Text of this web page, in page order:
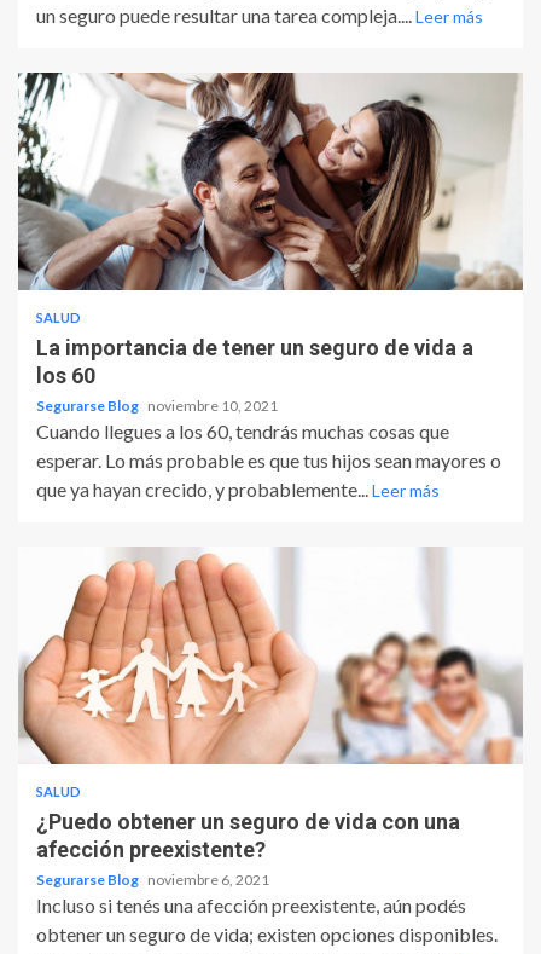
un seguro puede resultar una tarea compleja....Leer más
SALUD
La importancia de tener un seguro de vida a
los 60
Segurarse Blog noviembre 10, 2021
Cuando llegues a los 60, tendrás muchas cosas que
esperar. Lo más probable es que tus hijos sean mayores o
que ya hayan crecido, y probablemente...Leer más
SALUD
¿Puedo obtener un seguro de vida con una
afección preexistente?
Segurarse Blog noviembre 6, 2021
Incluso si tenés una afección preexistente, aún podés
obtener un seguro de vida; existen opciones disponibles.